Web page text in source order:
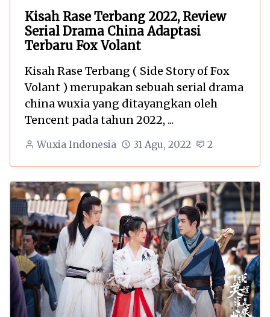
Kisah Rase Terbang 2022, Review
Serial Drama China Adaptasi
Terbaru Fox Volant
Kisah Rase Terbang ( Side Story of Fox
Volant ) merupakan sebuah serial drama
china wuxia yang ditayangkan oleh
Tencent pada tahun 2022, ...
Wuxia Indonesia 31 Agu, 2022 2